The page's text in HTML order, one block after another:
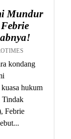
Mundur
kondang
hukum
Tindak
Febrie